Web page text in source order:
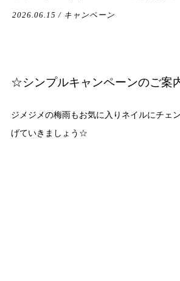
2026.06.15 / キャンペーン
☆シンプルキャンペーンのご案
ジメジメの梅雨もお気に入りネイルにチェ
げていきましょう☆